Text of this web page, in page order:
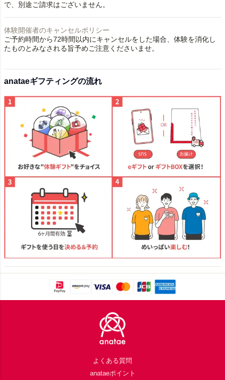
で、別途ご請求はございません。
体験開催者のキャンセルポリシー
ご予約時間から72時間以内にキャンセルをした場合、体験を消化し
たものとみなされる旨予めご注意くださいませ。
anataeギフティングの流れ
よくある質問
anataeポイント